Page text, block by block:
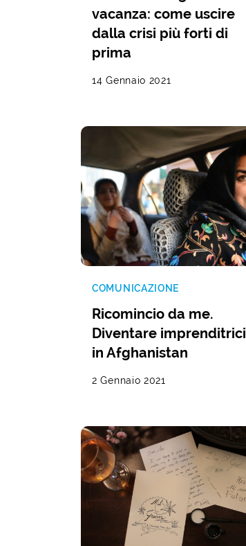
vacanza: come uscire
dalla crisi più forti di
prima
14 Gennaio 2021
COMUNICAZIONE
Ricomincio da me.
Diventare imprenditrici
in Afghanistan
2 Gennaio 2021